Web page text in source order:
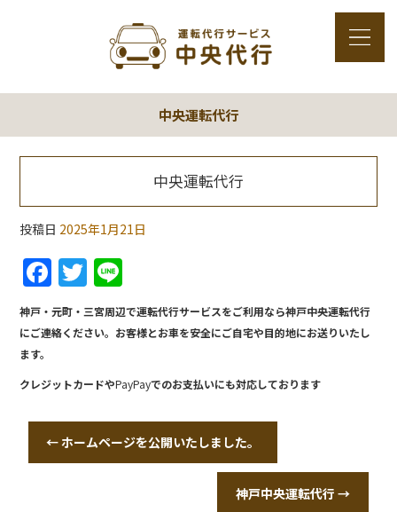
中央運転代行
中央運転代行
投稿日 2025年1月21日
F
a
c
b
o
o
k
T
w
itt
n
e
神戸・元町・三宮周辺で運転代行サービスをご利用なら神戸中央運転代行
にご連絡ください。お客様とお車を安全にご自宅や目的地にお送りいたし
ます。
クレジットカードやPayPayでのお支払いにも対応しております
←ホームページを公開いたしました。
神戸中央運転代行 →